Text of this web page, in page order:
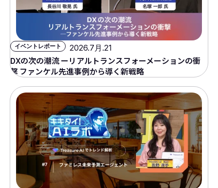
イベントレポート 2026.7月.21
DXの次の潮流 ーリアルトランスフォーメーションの衝
撃 ファンケル先進事例から導く新戦略